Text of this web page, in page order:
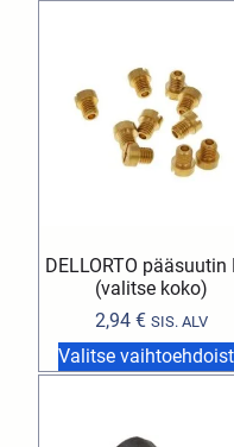
DELLORTO pääsuutin
(valitse koko)
2,94€ SIS. ALV
Valitse